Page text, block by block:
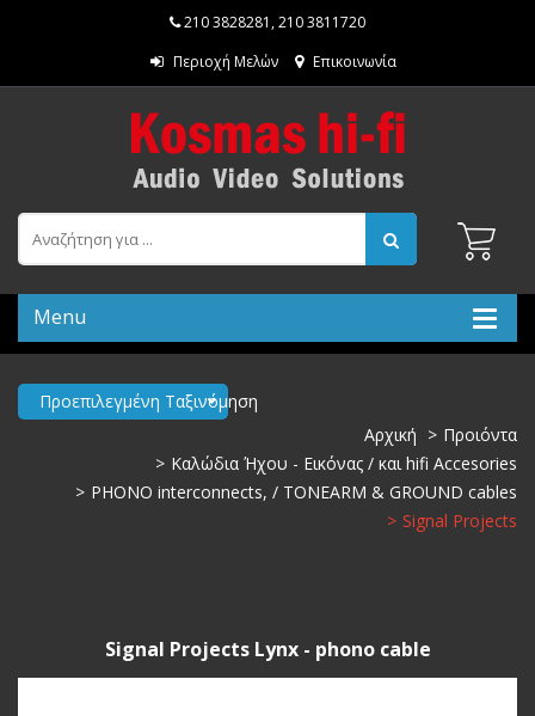
210 3828281 ,210 3811720
Περιοχή Μελών
Επικοινωνία
Menu
Προεπιλεγμένη Ταξινόμηση
Αρχική
Προιόντα
Καλώδια Ήχου - Εικόνας / και hifi Accesories
PHONO interconnects, / TONEARM & GROUND cables
Signal Projects
Signal Projects Lynx - phono cable